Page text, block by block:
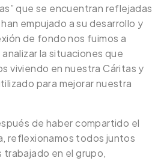
que se encuentran reflejadas
empujado a su desarrollo y
de fondo nos fuimos a
la situaciones que
viviendo en nuestra Cáritas y
para mejorar nuestra
de haber compartido el
reflexionamos todos juntos
trabajado en el grupo,